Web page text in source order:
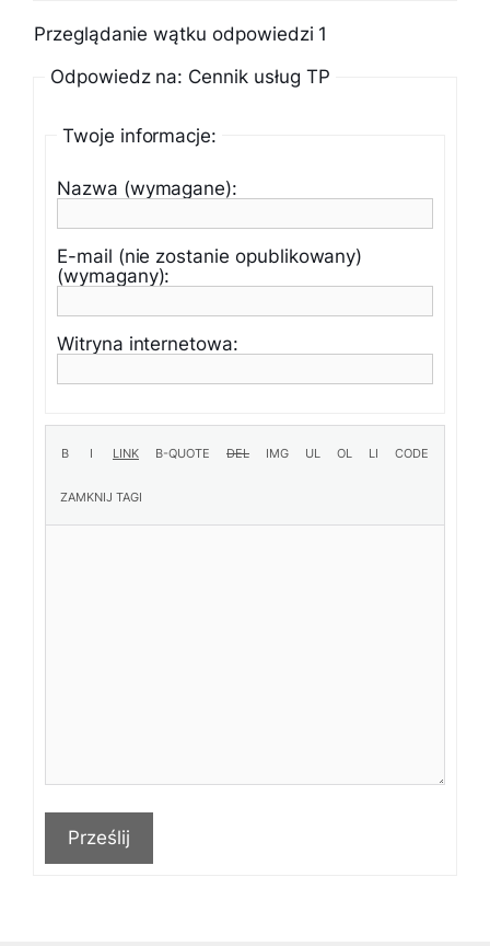
Przeglądanie wątku odpowiedzi 1
Odpowiedz na: Cennik usług TP
Twoje informacje:
Nazwa (wymagane):
E-mail (nie zostanie opublikowany)
(wymagany):
Witryna internetowa:
Prześlij